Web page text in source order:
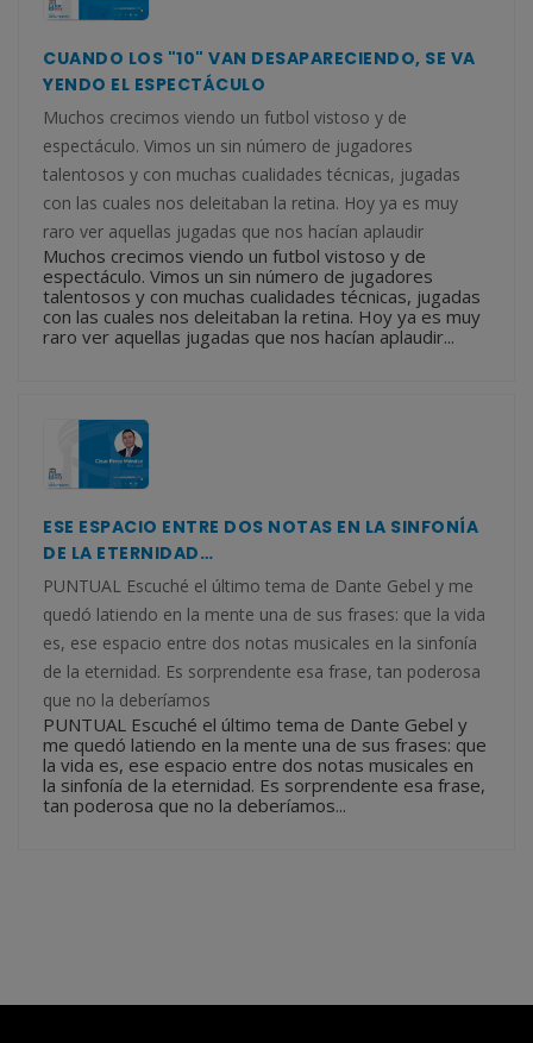
CUANDO LOS "10" VAN DESAPARECIENDO, SE VA
YENDO EL ESPECTÁCULO
Muchos crecimos viendo un futbol vistoso y de
espectáculo. Vimos un sin número de jugadores
talentosos y con muchas cualidades técnicas, jugadas
con las cuales nos deleitaban la retina. Hoy ya es muy
raro ver aquellas jugadas que nos hacían aplaudir
Muchos crecimos viendo un futbol vistoso y de
espectáculo. Vimos un sin número de jugadores
talentosos y con muchas cualidades técnicas, jugadas
con las cuales nos deleitaban la retina. Hoy ya es muy
raro ver aquellas jugadas que nos hacían aplaudir...
ESE ESPACIO ENTRE DOS NOTAS EN LA SINFONÍA
DE LA ETERNIDAD…
PUNTUAL Escuché el último tema de Dante Gebel y me
quedó latiendo en la mente una de sus frases: que la vida
es, ese espacio entre dos notas musicales en la sinfonía
de la eternidad. Es sorprendente esa frase, tan poderosa
que no la deberíamos
PUNTUAL Escuché el último tema de Dante Gebel y
me quedó latiendo en la mente una de sus frases: que
la vida es, ese espacio entre dos notas musicales en
la sinfonía de la eternidad. Es sorprendente esa frase,
tan poderosa que no la deberíamos...